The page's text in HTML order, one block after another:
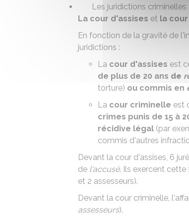
Les juridictions criminelles
La cour d'assises et la
En fonction de la gravité de
juridictions :
La cour d'assises est
de plus de 20 ans de
torture) ou commis en
La cour criminelle est
crimes punis de 15 à
récidive légal (par
commis d'autres
Devant la cour d'assises, 6
de l'accusé. Ils exercent
et 2 assesseurs).
Devant la cour criminelle,
assesseurs).